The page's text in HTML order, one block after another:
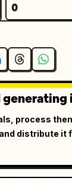
0
generating
process
distribute it